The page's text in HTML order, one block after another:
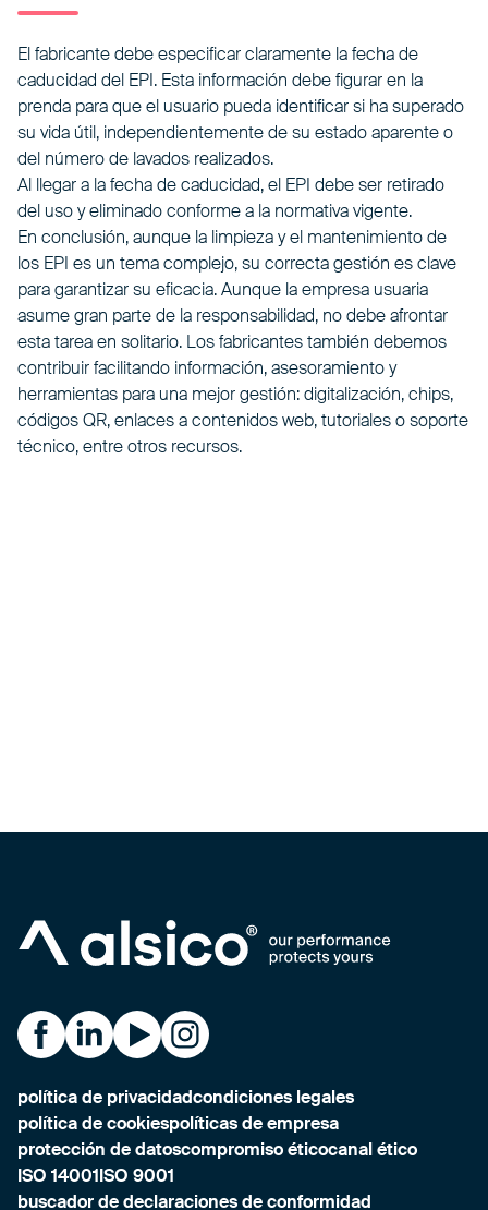
El fabricante debe especificar claramente la fecha de
caducidad del EPI. Esta información debe figurar en la
prenda para que el usuario pueda identificar si ha superado
su vida útil, independientemente de su estado aparente o
del número de lavados realizados.
Al llegar a la fecha de caducidad, el EPI debe ser retirado
del uso y eliminado conforme a la normativa vigente.
En conclusión, aunque la limpieza y el mantenimiento de
los EPI es un tema complejo, su correcta gestión es clave
para garantizar su eficacia. Aunque la empresa usuaria
asume gran parte de la responsabilidad, no debe afrontar
esta tarea en solitario. Los fabricantes también debemos
contribuir facilitando información, asesoramiento y
herramientas para una mejor gestión: digitalización, chips,
códigos QR, enlaces a contenidos web, tutoriales o soporte
técnico, entre otros recursos.
Alsico on Facebook
Alsico on LinkedIn
Alsico on YouTube
Alsico on Instagram
política de privacidadcondiciones legales
política de cookiespolíticas de empresa
protección de datoscompromiso éticocanal ético
ISO 14001ISO 9001
buscador de declaraciones de conformidad